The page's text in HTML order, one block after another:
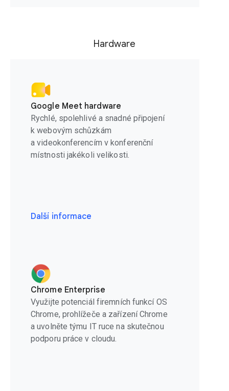
Hardware
Google Meet hardware
Rychlé, spolehlivé a snadné připojení
k webovým schůzkám
a videokonferencím v konferenční
místnosti jakékoli velikosti.
Další informace
Chrome Enterprise
Využijte potenciál firemních funkcí OS
Chrome, prohlížeče a zařízení Chrome
a uvolněte týmu IT ruce na skutečnou
podporu práce v cloudu.